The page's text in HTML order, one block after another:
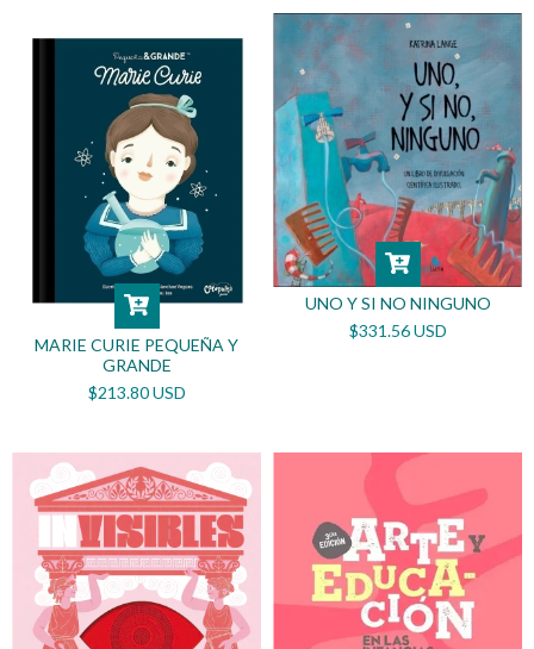
MARIE CURIE PEQUEÑA Y
GRANDE
$213.80 USD
UNO Y SI NO NINGUNO
$331.56 USD